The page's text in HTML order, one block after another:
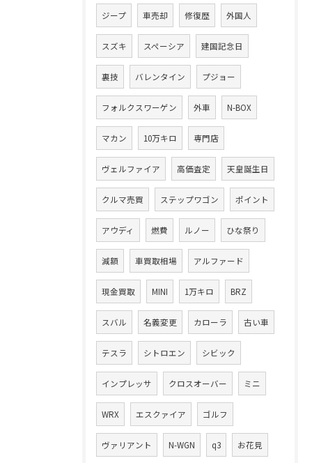
ジープ 車売却 修復歴 外国人
スズキ スペーシア 建国記念日
裏技 バレンタイン プジョー
フォルクスワーゲン 外車 N-BOX
マカン 10万キロ 専門店
ヴェルファイア 高価査定 天皇誕生日
クルマ売買 ステップワゴン ポイント
アウディ 燃費 ルノー ひな祭り
減額 車買取相場 アルファード
現金買取 MINI 1万キロ BRZ
スバル 名義変更 カローラ 古い車
テスラ シトロエン シビック
インプレッサ クロスオーバー ミニ
WRX エスクァイア ゴルフ
ヴァリアント N-WGN q3 お花見